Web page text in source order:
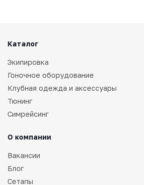
Каталог
Экипировка
Гоночное оборудование
Клубная одежда и аксессуары
Тюнинг
Симрейсинг
О компании
Вакансии
Блог
Сетапы